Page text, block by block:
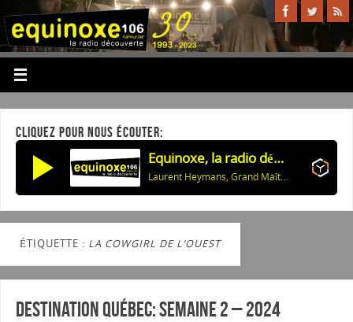
CLIQUEZ POUR NOUS ÉCOUTER:
Equinoxe, la radio découverte
Laurent Heymans, Grand Maître de la Confrérie: La Programmation des Nuits de Buley 2026
ÉTIQUETTE : LA COWGIRL DE L’OUEST
Destination Québec: Semaine 2 – 2024